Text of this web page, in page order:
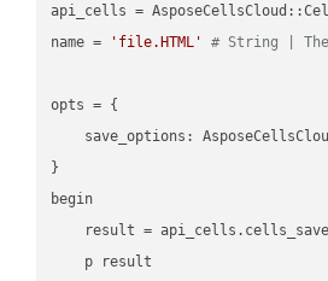
api_cells =
name =
'file.HTML' # String | The
opts = {
save_options:
}
begin
result =
    p result